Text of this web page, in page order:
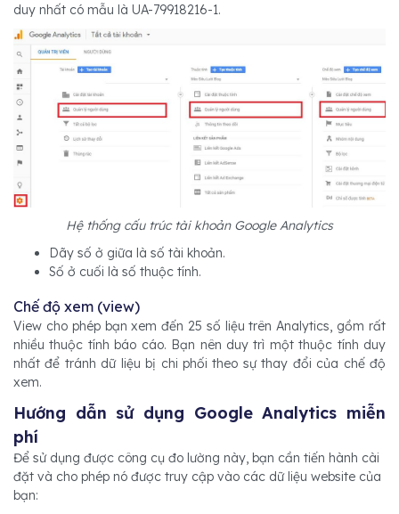
duy nhất có mẫu là UA-79918216-1.
Hệ thống cấu trúc tài khoản Google Analytics
Dãy số ở giữa là số tài khoản.
Số ở cuối là số thuộc tính.
Chế độ xem (view)
View cho phép bạn xem đến 25 số liệu trên Analytics, gồm rất
nhiều thuộc tính báo cáo. Bạn nên duy trì một thuộc tính duy
nhất để tránh dữ liệu bị chi phối theo sự thay đổi của chế độ
xem.
Hướng dẫn sử dụng Google Analytics miễn
phí
Để sử dụng được công cụ đo lường này, bạn cần tiến hành cài
đặt và cho phép nó được truy cập vào các dữ liệu website của
bạn: